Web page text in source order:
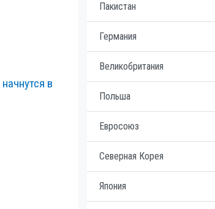
в
Пакистан
Германия
Великобритания
Польша
Евросоюз
Северная Корея
Япония